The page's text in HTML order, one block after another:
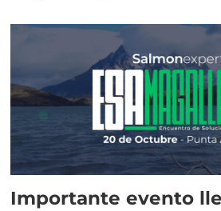
Importante evento